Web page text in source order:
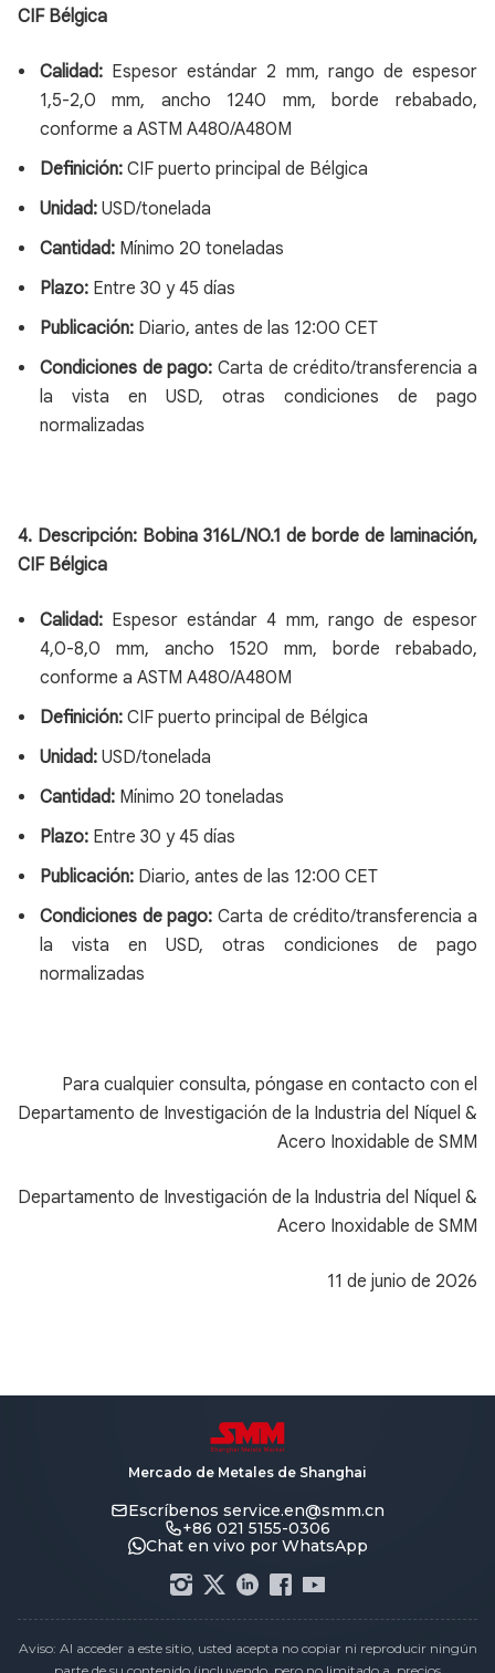
CIF Bélgica
Calidad: Espesor estándar 2 mm, rango de espesor
1,5-2,0 mm, ancho 1240 mm, borde rebabado,
conforme a ASTM A480/A480M
Definición: CIF puerto principal de Bélgica
Unidad:USD/tonelada
Cantidad:Mínimo 20 toneladas
Plazo:Entre 30 y 45 días
Publicación: Diario, antes de las 12:00 CET
Condiciones de pago: Carta de crédito/transferencia a
la vista en USD, otras condiciones de pago
normalizadas
4. Descripción: Bobina 316L/NO.1 de borde de laminación,
CIF Bélgica
Calidad:Espesor estándar 4 mm, rango de espesor
4,0-8,0 mm, ancho 1520 mm, borde rebabado,
conforme a ASTM A480/A480M
Definición: CIF puerto principal de Bélgica
Unidad: USD/tonelada
Cantidad: Mínimo 20 toneladas
Plazo:Entre 30 y 45 días
Publicación: Diario, antes de las 12:00 CET
Condiciones de pago: Carta de crédito/transferencia a
la vista en USD, otras condiciones de pago
normalizadas
Para cualquier consulta, póngase en contacto con el
Departamento de Investigación de la Industria del Níquel &
Acero Inoxidable de SMM
Departamento de Investigación de la Industria del Níquel &
Acero Inoxidable de SMM
11 de junio de 2026
Mercado de Metales de Shanghai
Escríbenos service.en@smm.cn
+86 021 5155-0306
Chat en vivo por WhatsApp
Aviso: Al acceder a este sitio, usted acepta no copiar ni reproducir ningún